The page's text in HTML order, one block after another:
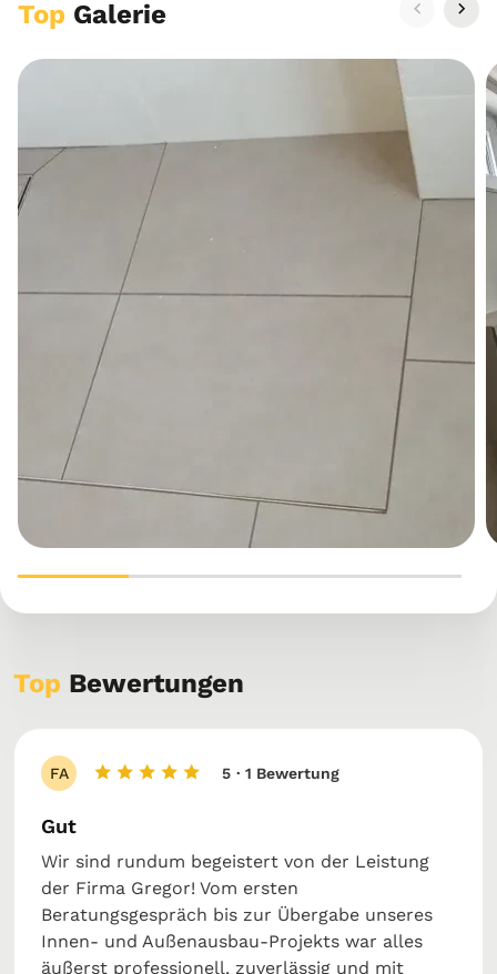
Top Galerie
Top Bewertungen
FA 5 · 1 Bewertung
Gut
Wir sind rundum begeistert von der Leistung
der Firma Gregor! Vom ersten
Beratungsgespräch bis zur Übergabe unseres
Innen- und Außen­ausbau-Projekts war alles
äußerst professionell, zuverlässig und mit